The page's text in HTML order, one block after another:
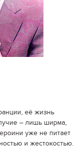
её жизнь
– лишь ширма,
уже не питает
и жестокостью.